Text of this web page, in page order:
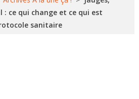
ce qui change et ce qui est
sanitaire